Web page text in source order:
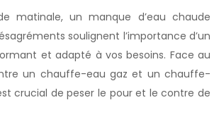
matinale, un manque d’eau chaude
soulignent l’importance d’un
et adapté à vos besoins. Face au
un chauffe-eau gaz et un chauffe-
crucial de peser le pour et le contre de